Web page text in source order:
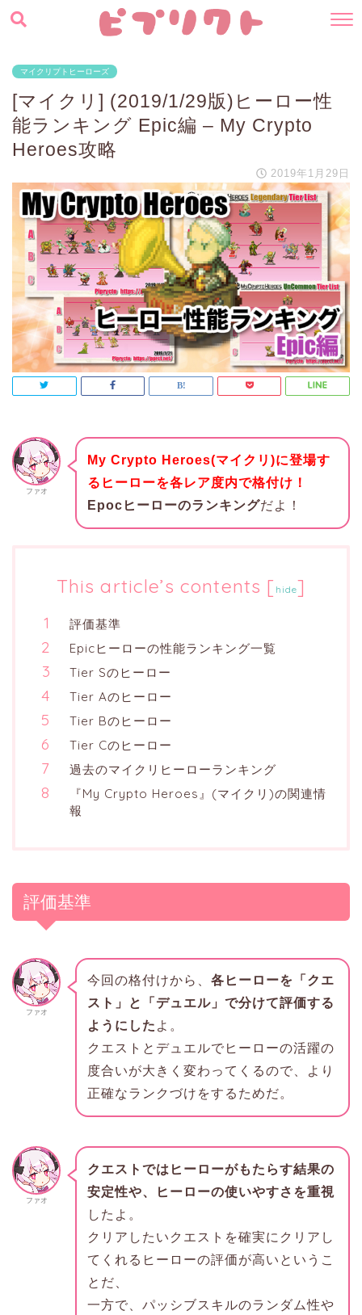
マイクリプトヒーローズ
[マイクリ] (2019/1/29版)ヒーロー性
能ランキング Epic編 – My Crypto
Heroes攻略
2019年1月29日
ファオ
My Crypto Heroes(マイクリ)に登場す
るヒーローを各レア度内で格付け！
Epocヒーローのランキングだよ！
This article’s contents [ hide]
評価基準
Epicヒーローの性能ランキング一覧
Tier Sのヒーロー
Tier Aのヒーロー
Tier Bのヒーロー
Tier Cのヒーロー
過去のマイクリヒーローランキング
『My Crypto Heroes』(マイクリ)の関連情
報
評価基準
ファオ
今回の格付けから、 各ヒーローを「クエ
スト」と「デュエル」で分けて評価する
ようにした よ。
クエストとデュエルでヒーローの活躍の
度合いが大きく変わってくるので、より
正確なランクづけをするためだ。
ファオ
クエストではヒーローがもたらす結果の
安定性や、ヒーローの使いやすさを重視
したよ。
クリアしたいクエストを確実にクリアし
てくれるヒーローの評価が高いというこ
とだ、
一方で、パッシブスキルのランダム性や